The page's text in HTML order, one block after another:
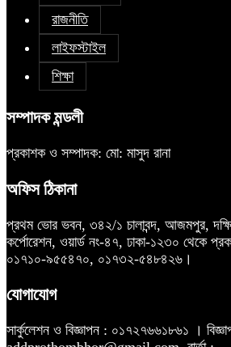
রাজনীতি
লাইফস্টাইল
শিক্ষা
সম্পাদক মন্ডলী
প্রকাশক ও সম্পাদক: মো: মাসুদ রানা
অফিস ঠিকানা
প্রথম ভোর ভবন, ৩৪২/১ চালাবন্দ, আজমপুর,
কর্পোরেশন, ওয়ার্ড নং-৪৭, ঢাকা-১২৩০ থেকে
০১৭১০-৯৫৫৪৭০, ০১৭৩২-৫৪৮৪২৬।
যোগাযোগ
সার্কুলেশন ও বিজ্ঞাপন : ০১৭২৭৬৬১৮৬১ ।